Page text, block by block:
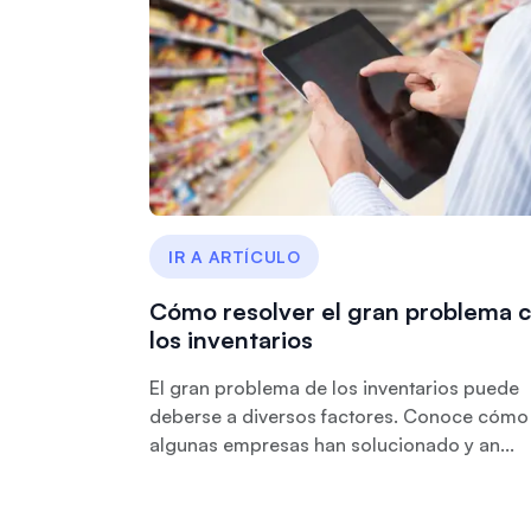
IR A ARTÍCULO
Cómo resolver el gran problema
los inventarios
El gran problema de los inventarios puede
deberse a diversos factores. Conoce cómo
algunas empresas han solucionado y an...